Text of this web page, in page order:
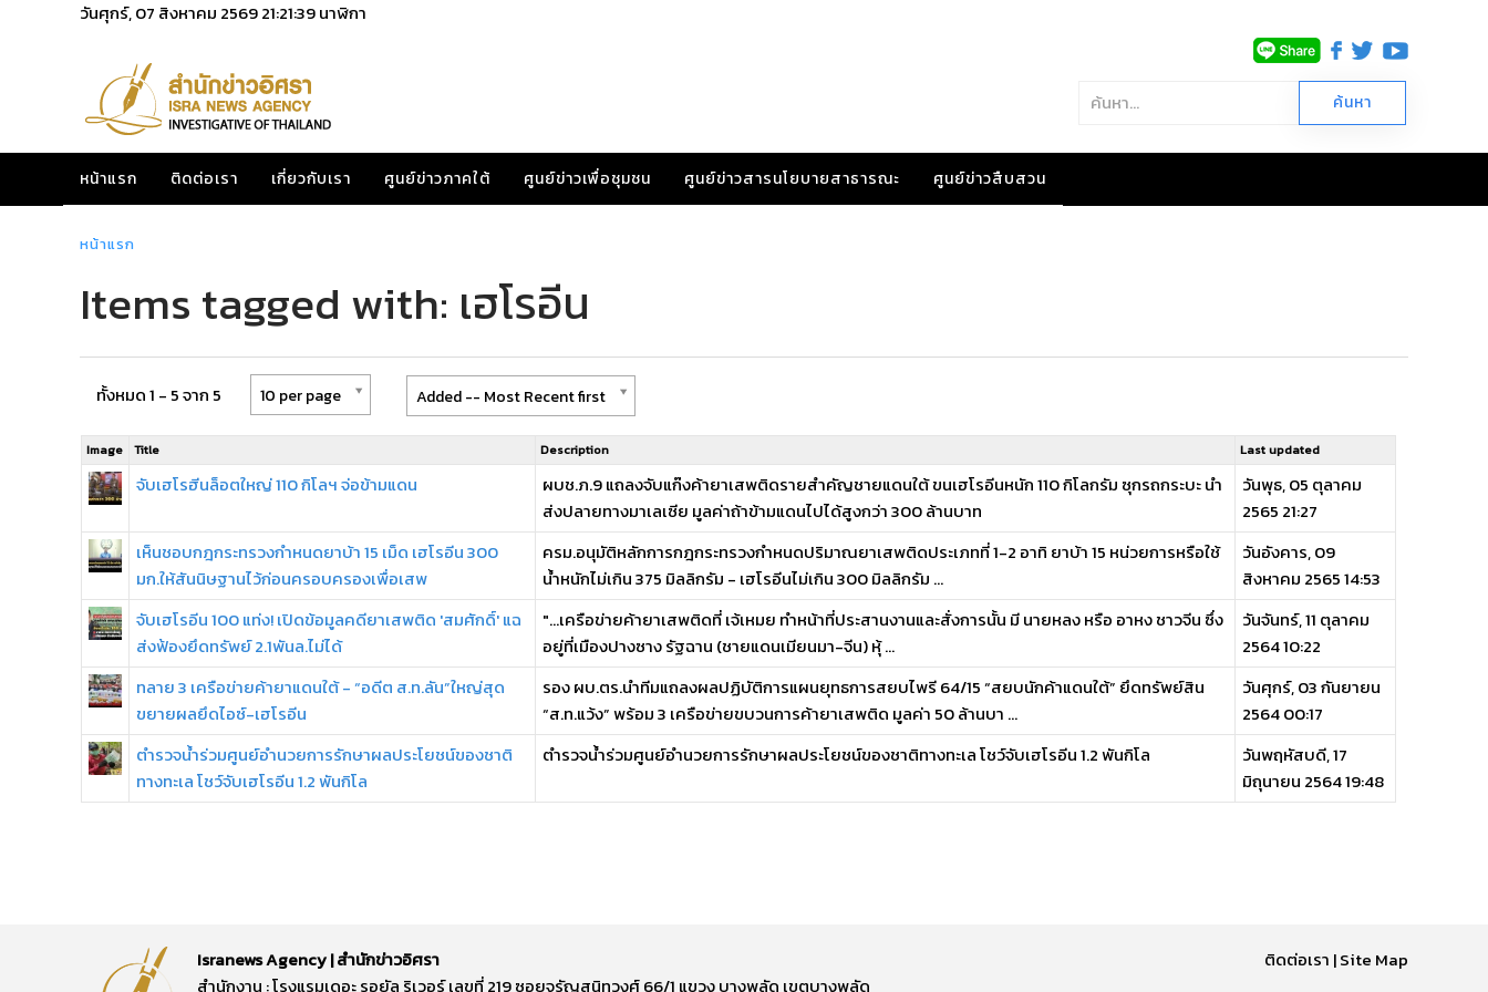
วันศุกร์, 07 สิงหาคม 256921:21:40นาฬิกา
หน้าแรก ติดต่อเรา เกี่ยวกับเรา ศูนย์ข่าวภาคใต้ ศูนย์ข่าวเพื่อชุมชน ศูนย์ข่าวสารนโยบายสาธารณะ ศูนย์ข่าวสืบสวน
หน้าแรก
Items tagged with: เฮโรอีน
ทั้งหมด 1 - 5 จาก 5 10 per page Added -- Most Recent first
Image Title Description Last updated
จับเฮโรฮีนล็อตใหญ่ 110 กิโลฯ จ่อข้ามแดน
ผบช.ภ.9 แถลงจับแก๊งค้ายาเสพติดรายสำคัญชายแดนใต้ ขนเฮโรอีนหนัก 110 กิโลกรัม ซุกรถกระบะ นำ
ส่งปลายทางมาเลเซีย มูลค่าถ้าข้ามแดนไปได้สูงกว่า 300 ล้านบาท
วันพุธ, 05 ตุลาคม
2565 21:27
เห็นชอบกฎกระทรวงกำหนดยาบ้า 15 เม็ด เฮโรอีน 300
มก.ให้สันนิษฐานไว้ก่อนครอบครองเพื่อเสพ
ครม.อนุมัติหลักการกฎกระทรวงกำหนดปริมาณยาเสพติดประเภทที่ 1-2 อาทิ ยาบ้า 15 หน่วยการหรือใช้
น้ำหนักไม่เกิน 375 มิลลิกรัม - เฮโรอีนไม่เกิน 300 มิลลิกรัม ...
วันอังคาร, 09
สิงหาคม 2565 14:53
จับเฮโรอีน 100 แท่ง! เปิดข้อมูลคดียาเสพติด 'สมศักดิ์' แฉ
ส่งฟ้องยึดทรัพย์ 2.1พันล.ไม่ได้
"...เครือข่ายค้ายาเสพติดที่ เจ้เหมย ทำหน้าที่ประสานงานและสั่งการนั้น มี นายหลง หรือ อาหง ชาวจีน ซึ่ง
อยู่ที่เมืองปางซาง รัฐฉาน (ชายแดนเมียนมา-จีน) หุ้ ...
วันจันทร์, 11 ตุลาคม
2564 10:22
ทลาย 3 เครือข่ายค้ายาแดนใต้ - “อดีต ส.ท.ลัน”ใหญ่สุด
ขยายผลยึดไอซ์-เฮโรอีน
รอง ผบ.ตร.นำทีมแถลงผลปฏิบัติการแผนยุทธการสยบไพรี 64/15 “สยบนักค้าแดนใต้” ยึดทรัพย์สิน
“ส.ท.แว้ง” พร้อม 3 เครือข่ายขบวนการค้ายาเสพติด มูลค่า 50 ล้านบา ...
วันศุกร์, 03 กันยายน
2564 00:17
ตำรวจน้ำร่วมศูนย์อำนวยการรักษาผลประโยชน์ของชาติ
ทางทะเล โชว์จับเฮโรอีน 1.2 พันกิโล
ตำรวจน้ำร่วมศูนย์อำนวยการรักษาผลประโยชน์ของชาติทางทะเล โชว์จับเฮโรอีน 1.2 พันกิโล
วันพฤหัสบดี, 17
มิถุนายน 2564 19:48
Isranews Agency | สำนักข่าวอิศรา
สำนักงาน : โรงแรมเดอะ รอยัล ริเวอร์ เลขที่ 219 ซอยจรัญสนิทวงศ์ 66/1 แขวง บางพลัด เขตบางพลัด
ติดต่อเรา |Site Map